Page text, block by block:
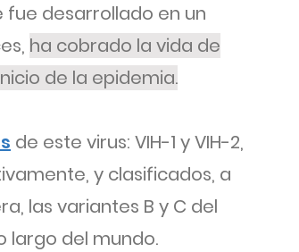
desarrollado en un
ha cobrado la vida de
de la epidemia.
de este virus: VIH-1 y VIH-2,
y clasificados, a
las variantes B y C del
largo del mundo.